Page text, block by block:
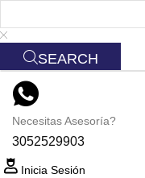
SEARCH
Necesitas Asesoría?
3052529903
Inicia Sesión